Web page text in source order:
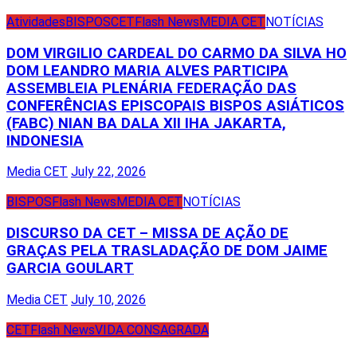
AtividadesBISPOSCETFlash NewsMEDIA CETNOTÍCIAS
DOM VIRGILIO CARDEAL DO CARMO DA SILVA HO
DOM LEANDRO MARIA ALVES PARTICIPA
ASSEMBLEIA PLENÁRIA FEDERAÇÃO DAS
CONFERÊNCIAS EPISCOPAIS BISPOS ASIÁTICOS
(FABC) NIAN BA DALA XII IHA JAKARTA,
INDONESIA
Media CET July 22, 2026
BISPOS Flash News MEDIA CET NOTÍCIAS
DISCURSO DA CET – MISSA DE AÇÃO DE
GRAÇAS PELA TRASLADAÇÃO DE DOM JAIME
GARCIA GOULART
Media CET July 10, 2026
CETFlash NewsVIDA CONSAGRADA